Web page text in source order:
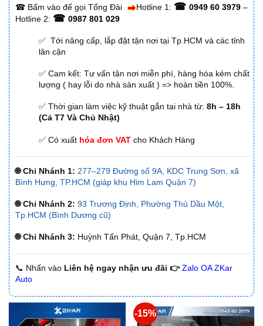
☎ Bấm vào để gọi Tổng Đài Hotline 1: ☎ 0949 60 3979 –
Hotline 2: ☎ 0987 801 029
✅ Tới nâng cấp, lắp đặt tận nơi tại Tp.HCM và các tỉnh
lân cận
✅ Cam kết: Tư vấn tận nơi miễn phí, hàng hóa kém chất
lượng ( hay lỗi do nhà sản xuất ) => hoàn tiền 100%.
✅ Thời gian làm việc kỹ thuật gắn tại nhà từ: 8h – 18h
(Cả T7 Và Chủ Nhật)
✅ Có xuất hóa đơn VAT cho Khách Hàng
🌐 Chi Nhánh 1: 277–279 Đường số 9A, KDC Trung Sơn, xã
Bình Hưng, TP.HCM (giáp khu Him Lam Quận 7)
🌐 Chi Nhánh 2: 93 Trương Định, Phường Thủ Dầu Một,
Tp.HCM (Bình Dương cũ)
🌐 Chi Nhánh 3: Huỳnh Tấn Phát, Quận 7, Tp.HCM
📞 Nhấn vào Liên hệ ngay nhận ưu đãi 👉 Zalo OA ZKar
Auto
-15%